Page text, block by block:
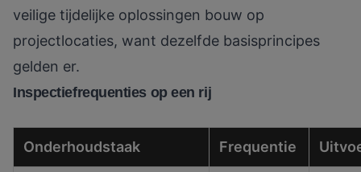
veilige tijdelijke oplossingen bouw op
projectlocaties, want dezelfde basisprincipes
gelden er.
Inspectiefrequenties op een rij
Onderhoudstaak Frequentie